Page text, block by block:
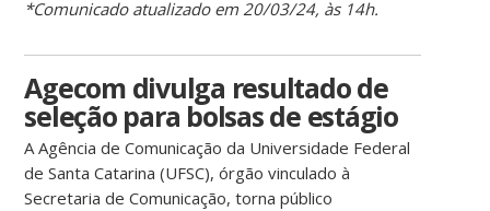
*Comunicado atualizado em 20/03/24, às 14h.
Agecom divulga resultado de
seleção para bolsas de estágio
A Agência de Comunicação da Universidade Federal
de Santa Catarina (UFSC), órgão vinculado à
Secretaria de Comunicação, torna público